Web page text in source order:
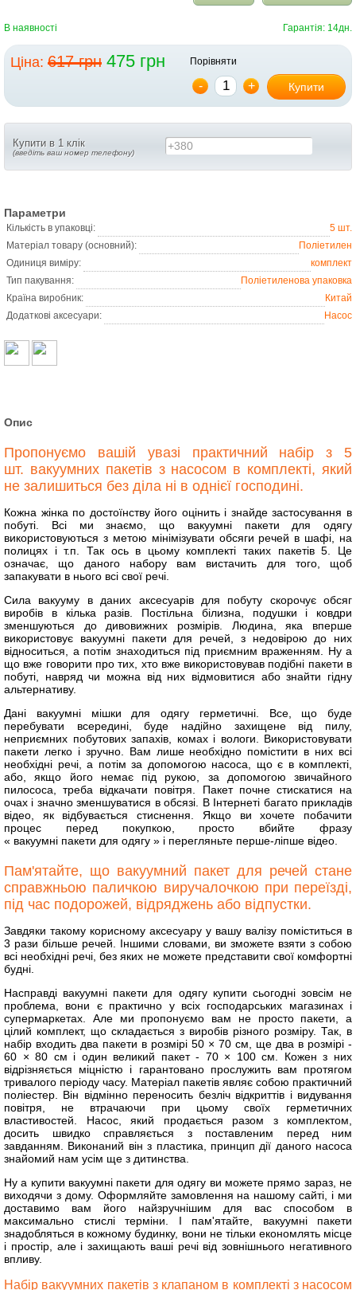
В наявності Гарантія: 14дн.
Ціна: 617 грн 475 грн Порівняти
- + Купити
Купити в 1 клік
(введіть ваш номер телефону) +380
Параметри
Кількість в упаковці:
5 шт.
Матеріал товару (основний):
Поліетилен
Одиниця виміру:
комплект
Тип пакування:
Поліетиленова упаковка
Країна виробник:
Китай
Додаткові аксесуари:
Насос
Опис
Пропонуємо вашій увазі практичний набір з 5
шт. вакуумних пакетів з насосом в комплекті, який
не залишиться без діла ні в однієї господині.
Кожна жінка по достоїнству його оцінить і знайде застосування в
побуті. Всі ми знаємо, що вакуумні пакети для одягу
використовуються з метою мінімізувати обсяги речей в шафі, на
полицях і т.п. Так ось в цьому комплекті таких пакетів 5. Це
означає, що даного набору вам вистачить для того, щоб
запакувати в нього всі свої речі.
Сила вакууму в даних аксесуарів для побуту скорочує обсяг
виробів в кілька разів. Постільна білизна, подушки і ковдри
зменшуються до дивовижних розмірів. Людина, яка вперше
використовує вакуумні пакети для речей, з недовірою до них
відноситься, а потім знаходиться під приємним враженням. Ну а
що вже говорити про тих, хто вже використовував подібні пакети в
побуті, навряд чи можна від них відмовитися або знайти гідну
альтернативу.
Дані вакуумні мішки для одягу герметичні. Все, що буде
перебувати всередині, буде надійно захищене від пилу,
неприємних побутових запахів, комах і вологи. Використовувати
пакети легко і зручно. Вам лише необхідно помістити в них всі
необхідні речі, а потім за допомогою насоса, що є в комплекті,
або, якщо його немає під рукою, за допомогою звичайного
пилососа, треба відкачати повітря. Пакет почне стискатися на
очах і значно зменшуватися в обсязі. В Інтернеті багато прикладів
відео, як відбувається стиснення. Якщо ви хочете побачити
процес перед покупкою, просто вбийте фразу
« вакуумні пакети для одягу » і перегляньте перше-ліпше відео.
Пам'ятайте, що вакуумний пакет для речей стане
справжньою паличкою виручалочкою при переїзді,
під час подорожей, відряджень або відпустки.
Завдяки такому корисному аксесуару у вашу валізу поміститься в
3 рази більше речей. Іншими словами, ви зможете взяти з собою
всі необхідні речі, без яких не можете представити свої комфортні
будні.
Насправді вакуумні пакети для одягу купити сьогодні зовсім не
проблема, вони є практично у всіх господарських магазинах і
супермаркетах. Але ми пропонуємо вам не просто пакети, а
цілий комплект, що складається з виробів різного розміру. Так, в
набір входить два пакети в розмірі 50 × 70 см, ще два в розмірі -
60 × 80 см і один великий пакет - 70 × 100 см. Кожен з них
відрізняється міцністю і гарантовано прослужить вам протягом
тривалого періоду часу. Матеріал пакетів являє собою практичний
поліестер. Він відмінно переносить безліч відкриттів і видування
повітря, не втрачаючи при цьому своїх герметичних
властивостей. Насос, який продається разом з комплектом,
досить швидко справляється з поставленим перед ним
завданням. Виконаний він з пластика, принцип дії даного насоса
знайомий нам усім ще з дитинства.
Ну а купити вакуумні пакети для одягу ви можете прямо зараз, не
виходячи з дому. Оформляйте замовлення на нашому сайті, і ми
доставимо вам його найзручнішим для вас способом в
максимально стислі терміни. І пам'ятайте, вакуумні пакети
знадобляться в кожному будинку, вони не тільки економлять місце
і простір, але і захищають ваші речі від зовнішнього негативного
впливу.
Набір вакуумних пакетів з клапаном в комплекті з насосом